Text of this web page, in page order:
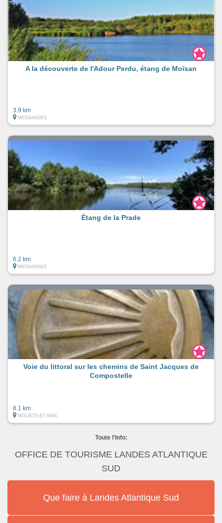
A la découverte de l'Adour Perdu, étang de Moïsan
3.9 km
MESSANGES
Étang de la Prade
6.2 km
MESSANGES
Voie du littoral sur les chemins de Saint Jacques de
Compostelle
8.1 km
MOLIETS-ET-MAA
Toute l'Info:
OFFICE DE TOURISME LANDES ATLANTIQUE
SUD
Que faire à Landes Atlantique Sud